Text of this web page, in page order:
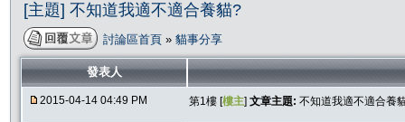
[主題] 不知道我適不適合養貓?
討論區首頁 » 貓事分享
發表人
2015-04-14 04:49 PM 第1樓 [樓主] 文章主題: 不知道我適不適合養